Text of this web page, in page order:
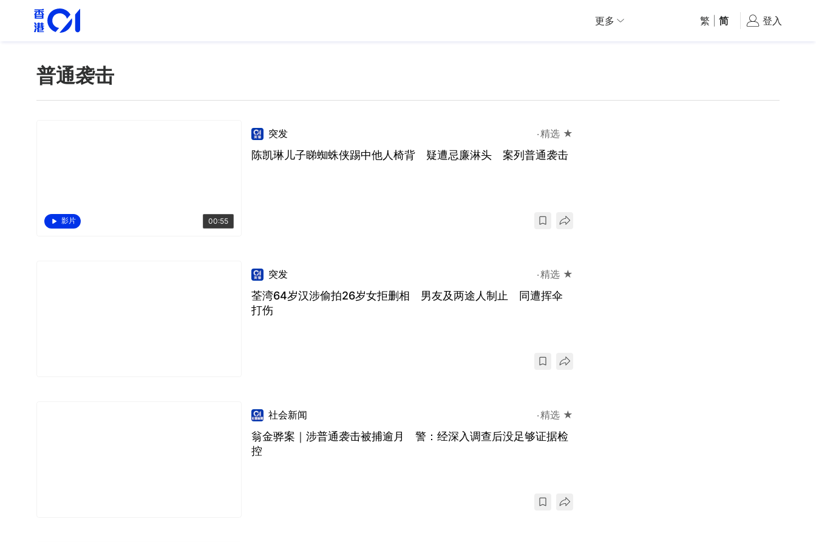
更多 繁 简 登入
普通袭击
影片 00:55
突发 精选 ★
陈凯琳儿子睇蜘蛛侠踢中他人椅背 疑遭忌廉淋头 案列普通袭击
突发 精选 ★
荃湾64岁汉涉偷拍26岁女拒删相 男友及两途人制止 同遭挥伞
打伤
社会新闻 精选 ★
翁金骅案｜涉普通袭击被捕逾月 警：经深入调查后没足够证据检
控